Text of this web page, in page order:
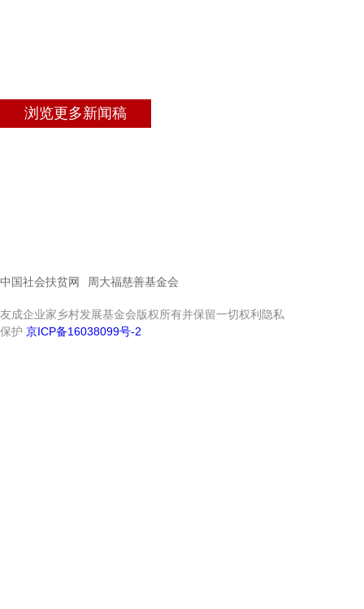
浏览更多新闻稿
中国社会扶贫网 周大福慈善基金会
友成企业家乡村发展基金会版权所有并保留一切权利隐私
保护 京ICP备16038099号-2